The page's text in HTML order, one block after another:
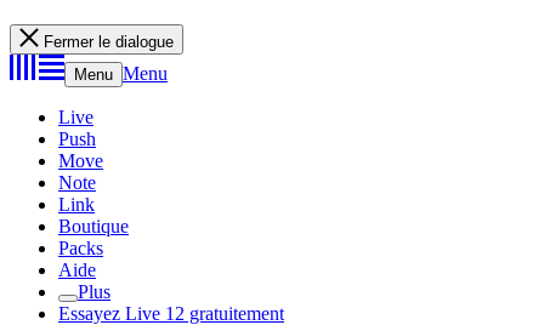
Fermer le dialogue
Menu Menu
Live
Push
Move
Note
Link
Boutique
Packs
Aide
Plus
Essayez Live 12 gratuitement